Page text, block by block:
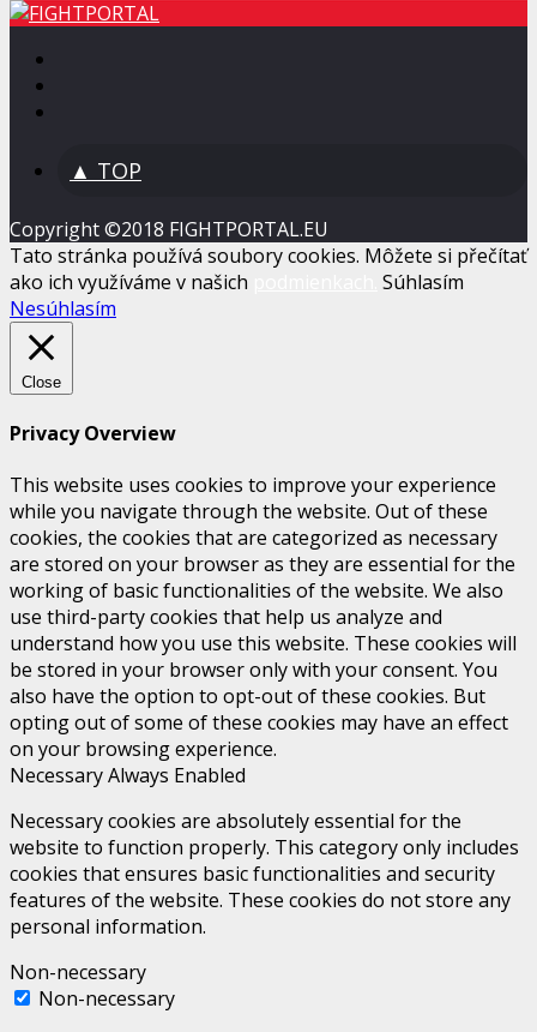
▲ TOP
Copyright ©2018 FIGHTPORTAL.EU
Tato stránka používá soubory cookies. Môžete si přečítať
ako ich využíváme v našich
Súhlasím
Nesúhlasím
Close
Privacy Overview
This website uses cookies to improve your experience
while you navigate through the website. Out of these
cookies, the cookies that are categorized as necessary
are stored on your browser as they are essential for the
working of basic functionalities of the website. We also
use third-party cookies that help us analyze and
understand how you use this website. These cookies will
be stored in your browser only with your consent. You
also have the option to opt-out of these cookies. But
opting out of some of these cookies may have an effect
on your browsing experience.
NecessaryAlways Enabled
Necessary cookies are absolutely essential for the
website to function properly. This category only includes
cookies that ensures basic functionalities and security
features of the website. These cookies do not store any
personal information.
Non-necessary
Non-necessary